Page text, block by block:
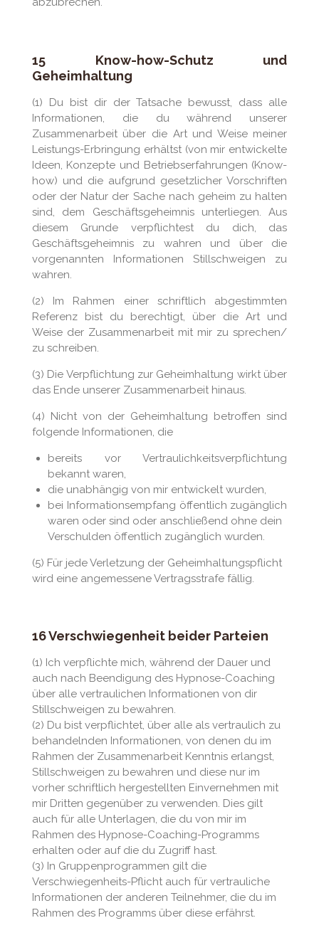
15 Know-how-Schutz und
Geheimhaltung
(1) Du bist dir der Tatsache bewusst, dass alle
Informationen, die du während unserer
Zusammenarbeit über die Art und Weise meiner
Leistungs-Erbringung erhältst (von mir entwickelte
Ideen, Konzepte und Betriebserfahrungen (Know-
how) und die aufgrund gesetzlicher Vorschriften
oder der Natur der Sache nach geheim zu halten
sind, dem Geschäftsgeheimnis unterliegen. Aus
diesem Grunde verpflichtest du dich, das
Geschäftsgeheimnis zu wahren und über die
vorgenannten Informationen Stillschweigen zu
wahren.
(2) Im Rahmen einer schriftlich abgestimmten
Referenz bist du berechtigt, über die Art und
Weise der Zusammenarbeit mit mir zu sprechen/
zu schreiben.
(3) Die Verpflichtung zur Geheimhaltung wirkt über
das Ende unserer Zusammenarbeit hinaus.
(4) Nicht von der Geheimhaltung betroffen sind
folgende Informationen, die
bereits vor Vertraulichkeitsverpflichtung
bekannt waren,
die unabhängig von mir entwickelt wurden,
bei Informationsempfang öffentlich zugänglich
waren oder sind oder anschließend ohne dein
Verschulden öffentlich zugänglich wurden.
(5) Für jede Verletzung der Geheimhaltungspflicht
wird eine angemessene Vertragsstrafe fällig.
16 Verschwiegenheit beider Parteien
(1) Ich verpflichte mich, während der Dauer und
auch nach Beendigung des Hypnose-Coaching
über alle vertraulichen Informationen von dir
Stillschweigen zu bewahren.
(2) Du bist verpflichtet, über alle als vertraulich zu
behandelnden Informationen, von denen du im
Rahmen der Zusammenarbeit Kenntnis erlangst,
Stillschweigen zu bewahren und diese nur im
vorher schriftlich hergestellten Einvernehmen mit
mir Dritten gegenüber zu verwenden. Dies gilt
auch für alle Unterlagen, die du von mir im
Rahmen des Hypnose-Coaching-Programms
erhalten oder auf die du Zugriff hast.
(3) In Gruppenprogrammen gilt die
Verschwiegenheits-Pflicht auch für vertrauliche
Informationen der anderen Teilnehmer, die du im
Rahmen des Programms über diese erfährst.